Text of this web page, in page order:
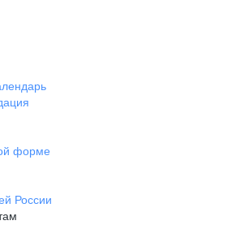
форме
России